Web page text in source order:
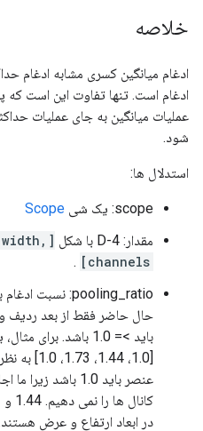
خلاصه
ادغام میانگین کسری مشابه ادغام
ادغام است. تنها تفاوت این است که
عملیات میانگین به جای عملیات
شود.
استدلال ها:
scope: یک شی
Scope
مقدار: 4-D با شکل
channels]
.
pooling_ratio: نسبت ادغام برای هر بعد از
حال حاضر فقط از بعد ردیف
باید >= 1.0 باشد.
[1.0، 1.44،
عنصر باید 1.0 باشد
در ابعاد ارتفاع و عرض